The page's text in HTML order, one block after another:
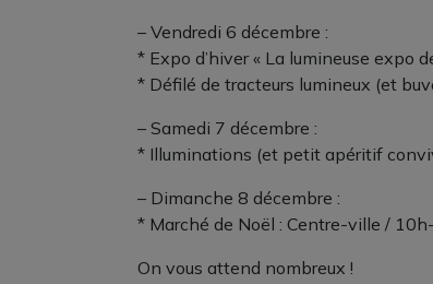
– Vendredi 6 décembre :
* Expo d’hiver « La lumineuse expo
* Défilé de tracteurs lumineux (et
– Samedi 7 décembre :
* Illuminations (et petit apéritif
– Dimanche 8 décembre :
* Marché de Noël : Centre-ville /
On vous attend nombreux !